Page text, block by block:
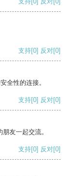
支持[0] 反对[0]
全性的连接。
支持[0] 反对[0]
友一起交流。
支持[0] 反对[0]